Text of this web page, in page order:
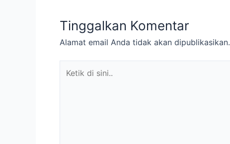
Tinggalkan Komentar
Alamat email Anda tidak akan dipublikasikan.